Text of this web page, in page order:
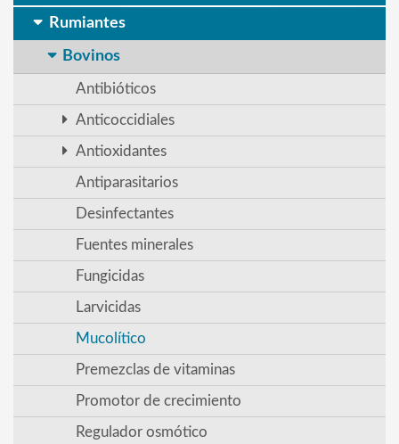
Rumiantes
Bovinos
Antibióticos
Anticoccidiales
Antioxidantes
Antiparasitarios
Desinfectantes
Fuentes minerales
Fungicidas
Larvicidas
Mucolítico
Premezclas de vitaminas
Promotor de crecimiento
Regulador osmótico